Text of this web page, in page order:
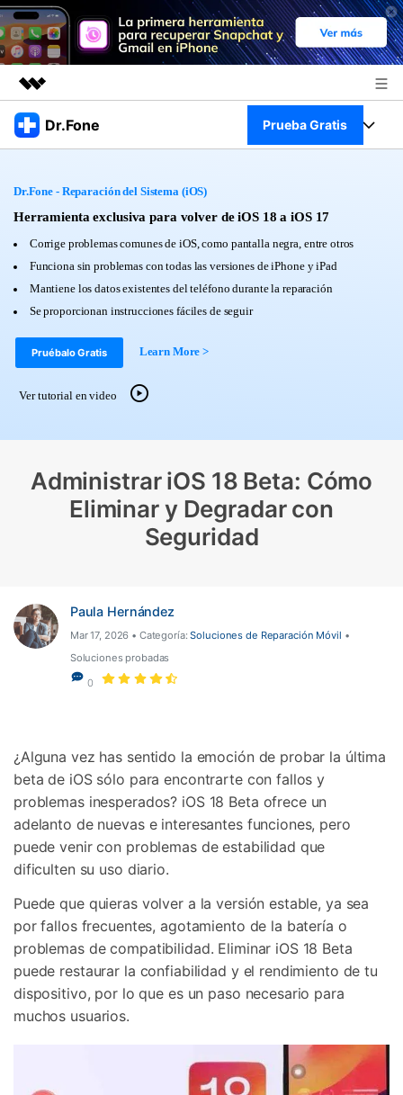
Productos destacados
Quiénes somos
Dr.Fone Prueba Gratis
Ver Kit Completo >
Productos
Para PC
Para Celular
Herramientas Online
Más
Recursos
Descubre lo mejor de Dr.Fone
Guías
Soporte
Transferencia de Datos
Protección del Móvil
Encuentra Más Soluciones
Desbloqueo FRP en Android 16
Iniciar sesión
Dr.Fone - Reparación del Sistema (iOS)
Herramienta exclusiva para volver de iOS 18 a iOS 17
Corrige problemas comunes de iOS, como pantalla negra, entre otros
Funciona sin problemas con todas las versiones de iPhone y iPad
Mantiene los datos existentes del teléfono durante la reparación
Se proporcionan instrucciones fáciles de seguir
Pruébalo Gratis Learn More >
Ver tutorial en video
Administrar iOS 18 Beta: Cómo
Eliminar y Degradar con
Seguridad
Paula Hernández
Mar 17, 2026 • Categoría:Soluciones de Reparación Móvil •
Soluciones probadas
0
¿Alguna vez has sentido la emoción de probar la última
beta de iOS sólo para encontrarte con fallos y
problemas inesperados? iOS 18 Beta ofrece un
adelanto de nuevas e interesantes funciones, pero
puede venir con problemas de estabilidad que
dificulten su uso diario.
Puede que quieras volver a la versión estable, ya sea
por fallos frecuentes, agotamiento de la batería o
problemas de compatibilidad. Eliminar iOS 18 Beta
puede restaurar la confiabilidad y el rendimiento de tu
dispositivo, por lo que es un paso necesario para
muchos usuarios.